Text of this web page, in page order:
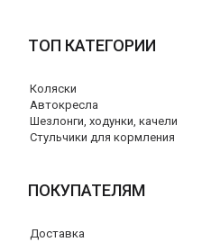
ТОП КАТЕГОРИИ
Коляски
Автокресла
Шезлонги, ходунки, качели
Стульчики для кормления
ПОКУПАТЕЛЯМ
Доставка